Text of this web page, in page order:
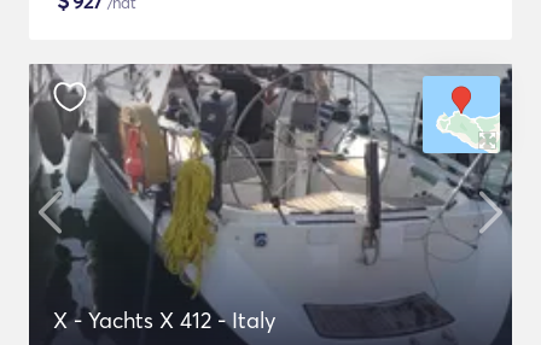
X - Yachts X 412 - Italy